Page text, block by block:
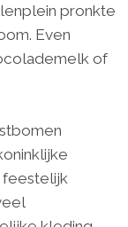
pronkte
Even
of
feestelijk